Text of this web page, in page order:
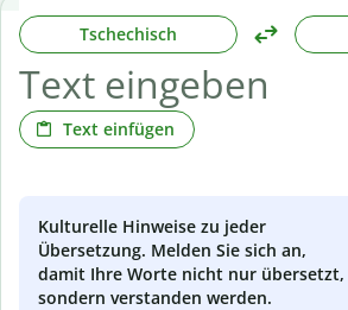
Tschechisch
Text einfügen
Kulturelle Hinweise zu jeder
Übersetzung. Melden Sie sich an,
damit Ihre Worte nicht nur übersetzt,
sondern verstanden werden.